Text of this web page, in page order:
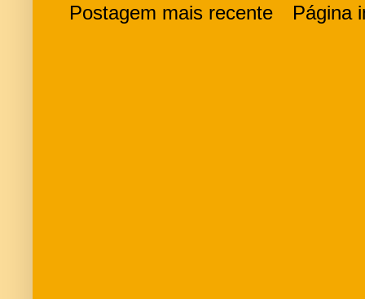
Postagem mais recente Página